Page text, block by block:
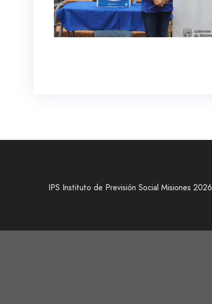
IPS Instituto de Previsión Social Misiones 2026